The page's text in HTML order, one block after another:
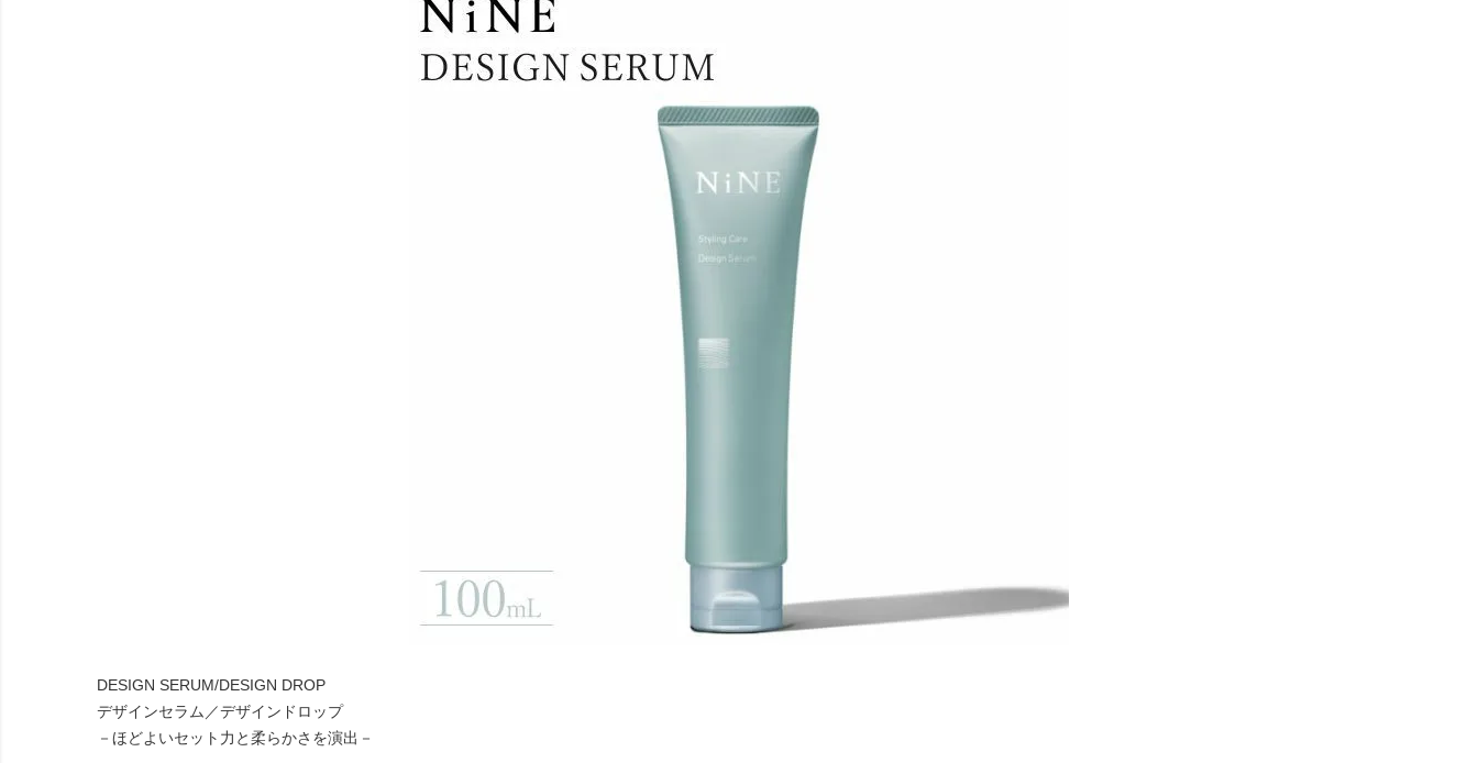
DESIGN SERUM/DESIGN DROP
デザインセラム／デザインドロップ
－ほどよいセット力と柔らかさを演出－